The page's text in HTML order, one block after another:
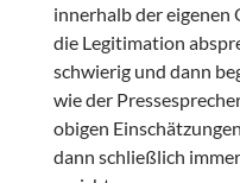
innerhalb der
die Legitimation
schwierig und dann
wie der
obigen
dann schließlich